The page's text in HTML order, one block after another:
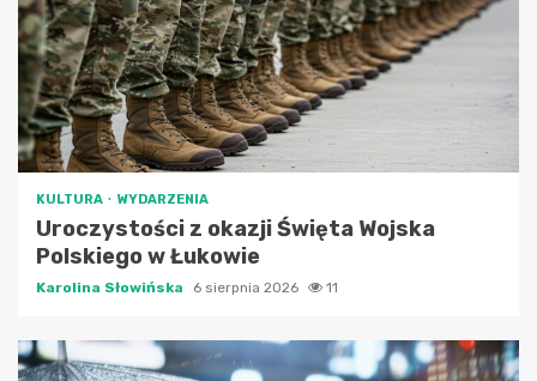
KULTURA WYDARZENIA
Uroczystości z okazji Święta Wojska
Polskiego w Łukowie
Karolina Słowińska 6 sierpnia 2026 11